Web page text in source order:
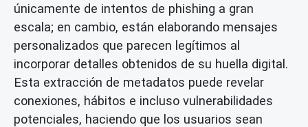
únicamente de intentos de phishing a gran
escala; en cambio, están elaborando mensajes
personalizados que parecen legítimos al
incorporar detalles obtenidos de su huella digital.
Esta extracción de metadatos puede revelar
conexiones, hábitos e incluso vulnerabilidades
potenciales, haciendo que los usuarios sean